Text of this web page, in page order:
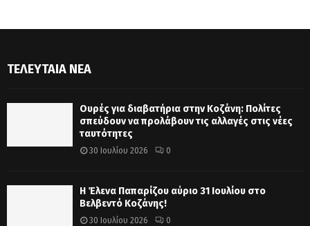
ΤΕΛΕΥΤΑΊΑ ΝΈΑ
Ουρές για διαβατήρια στην Κοζάνη: Πολίτες
σπεύδουν να προλάβουν τις αλλαγές στις νέες
ταυτότητες
30 Ιουλίου 2026 0
Η Έλενα Παπαρίζου αύριο 31 Ιουλίου στο
Βελβεντό Κοζάνης!
30 Ιουλίου 2026 0